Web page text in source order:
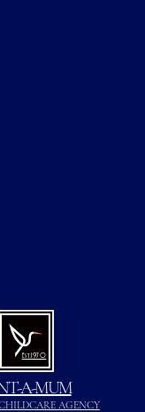
Est.1970
A-MUM
AGENCY